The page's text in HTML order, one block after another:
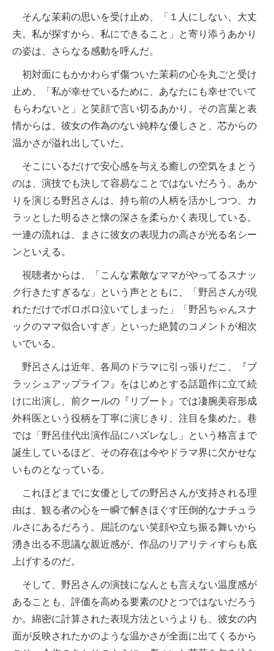
そんな茉莉の思いを受け止め、「１人にしない、大丈
夫。私が探すから、私にできること」と寄り添うあかり
の姿は、さらなる感動を呼んだ。
初対面にもかかわらず傷ついた茉莉の心を丸ごと受け
止め、「私が幸せでいるために、あなたにも幸せでいて
もらわないと」と笑顔で言い切るあかり。その言葉と表
情からは、彼女の作為のない純粋な優しさと、芯からの
温かさが溢れ出していた。
そこにいるだけで安心感を与える癒しの空気をまとう
のは、演技でも決して容易なことではないだろう。あか
りを演じる野呂さんは、持ち前の人柄を活かしつつ、カ
ラッとした明るさと懐の深さを柔らかく表現している。
一連の流れは、まさに彼女の表現力の高さが光る名シー
ンといえる。
視聴者からは、「こんな素敵なママがやってるスナッ
ク行きたすぎるな」という声とともに、「野呂さんが現
れただけでボロボロ泣いてしまった」「野呂ちゃんスナ
ックのママ似合いすぎ」といった絶賛のコメントが相次
いでいる。
野呂さんは近年、各局のドラマに引っ張りだこ。『ブ
ラッシュアップライフ』をはじめとする話題作に立て続
けに出演し、前クールの『リブート』では凄腕美容形成
外科医という役柄を丁寧に演じきり、注目を集めた。巷
では「野呂佳代出演作品にハズレなし」という格言まで
誕生しているほど、その存在は今やドラマ界に欠かせな
いものとなっている。
これほどまでに女優としての野呂さんが支持される理
由は、観る者の心を一瞬で解きほぐす圧倒的なナチュラ
ルさにあるだろう。屈託のない笑顔や立ち振る舞いから
湧き出る不思議な親近感が、作品のリアリティすらも底
上げするのだ。
そして、野呂さんの演技になんとも言えない温度感が
あることも、評価を高める要素のひとつではないだろう
か。綿密に計算された表現方法というよりも、彼女の内
面が反映されたかのような温かさが全面に出てくるから